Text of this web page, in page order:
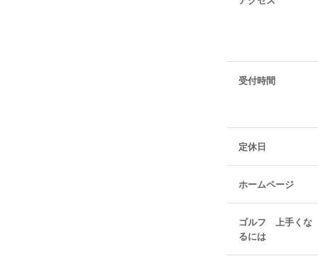
受付時間
定休日
ホームページ
ゴルフ 上手くな
るには